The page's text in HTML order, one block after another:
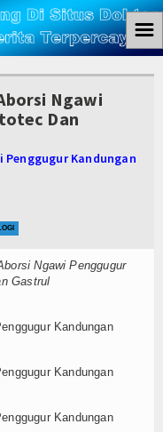
☰
Ngawi
Dan
Penggugur Kandungan
Ngawi Penggugur
Gastrul
Kandungan
Kandungan
Kandungan